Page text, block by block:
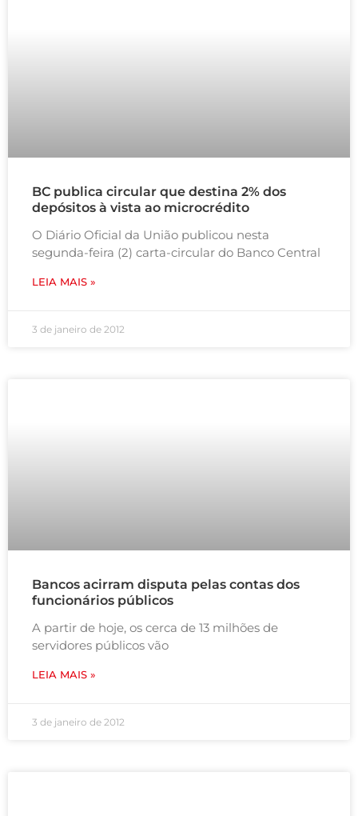
BC publica circular que destina 2% dos
depósitos à vista ao microcrédito
O Diário Oficial da União publicou nesta
segunda-feira (2) carta-circular do Banco Central
LEIA MAIS »
3 de janeiro de 2012
Bancos acirram disputa pelas contas dos
funcionários públicos
A partir de hoje, os cerca de 13 milhões de
servidores públicos vão
LEIA MAIS »
3 de janeiro de 2012